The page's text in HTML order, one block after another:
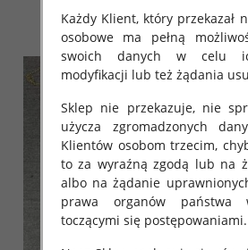
57.00 zł
szczegóły
Każdy Klient, który przekazał
osobowe ma pełną
swoich danych w celu
modyfikacji lub też żądania
Sklep nie przekazuje, nie
użycza zgromadzonych
Klientów osobom trzecim,
to za wyraźną zgodą lub na
albo na żądanie
prawa organów
toczącymi się postępowaniami.